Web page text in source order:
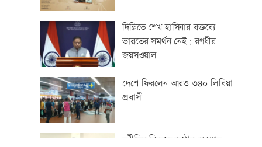
দিল্লিতে শেখ হাসিনার বক্তব্যে
ভারতের সমর্থন নেই: রণধীর
জয়সওয়াল
দেশে ফিরলেন আরও ৩৪০ লিবিয়া
প্রবাসী
দুর্নীতির বিরুদ্ধে কঠোর অবস্থান